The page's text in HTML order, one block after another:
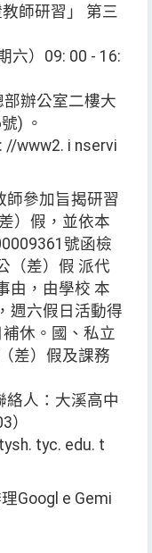
師研習」 第三
六）09: 00 - 16:
部辦公室二樓大
) 。
//www2. i nservi
師參加旨揭研習
）假，並依本
號函檢
（差）假 派代
由，由學校 本
週六假日活動得
休。國、私立
差）假及課務
絡人：大溪高中
）
tyc. edu. t
Googl e Gemi